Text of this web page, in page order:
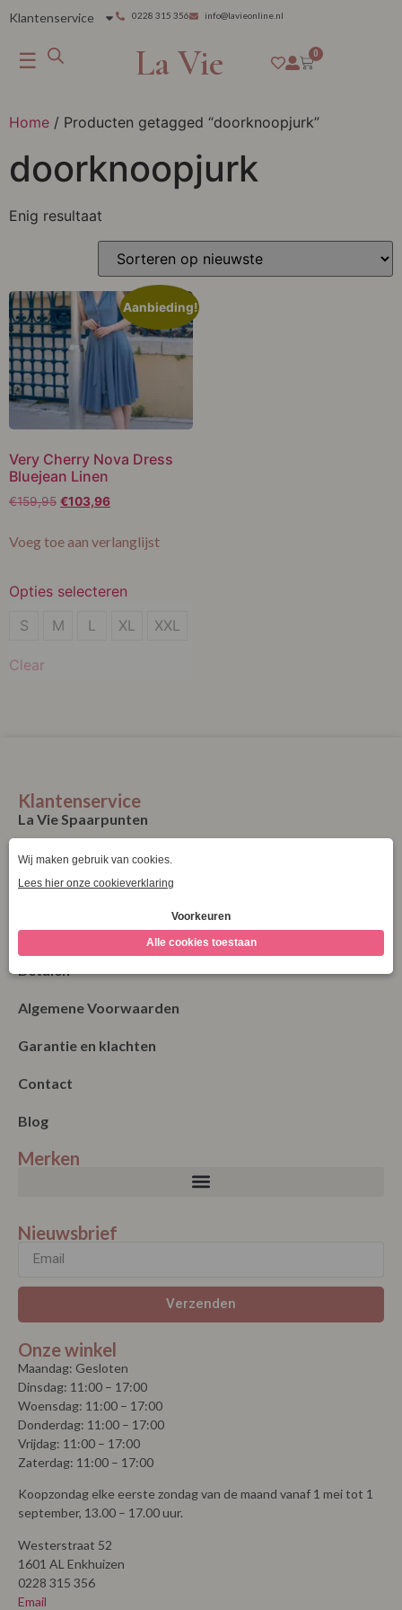
Klantenservice 0228 315 356 info@lavieonline.nl
☰ La Vie 0
Home / Producten getagged “doorknoopjurk”
doorknoopjurk
Enig resultaat
Aanbieding!
Very Cherry Nova Dress
Bluejean Linen
€159,95 €103,96
Voeg toe aan verlanglijst
Opties selecteren
XL
S M L XL XXL
Clear
Klantenservice
La Vie Spaarpunten
Verzending & Levering
Retourneren
Bestellen
Algemene Voorwaarden
Garantie en klachten
Contact
Blog
Merken
Nieuwsbrief
Verzenden
Onze winkel
Maandag: Gesloten
Dinsdag: 11:00 – 17:00
Woensdag: 11:00 – 17:00
Donderdag: 11:00 – 17:00
Vrijdag: 11:00 – 17:00
Zaterdag: 11:00 – 17:00
Koopzondag elke eerste zondag van de maand vanaf 1 mei tot 1
september, 13.00 – 17.00 uur.
Westerstraat 52
1601 AL Enkhuizen
0228 315 356
Email